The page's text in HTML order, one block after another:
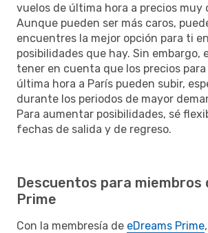
vuelos de última hora a precios muy
Aunque pueden ser más caros,
encuentres la mejor opción para ti
posibilidades que hay. Sin embargo,
tener en cuenta que los precios
última hora a París pueden subir,
durante los periodos de mayor
Para aumentar posibilidades, sé
fechas de salida y de regreso.
Descuentos para miembros
Prime
Con la membresía de eDreams Prime